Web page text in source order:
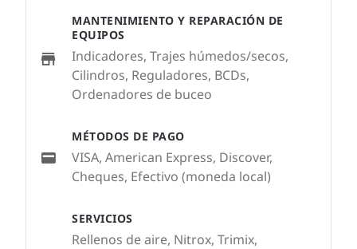
SERVICIOS
Rellenos de aire, Nitrox, Trimix,
MANTENIMIENTO Y REPARACIÓN DE
EQUIPOS
Indicadores, Trajes húmedos/secos,
Cilindros, Reguladores, BCDs,
Ordenadores de buceo
MÉTODOS DE PAGO
VISA, American Express, Discover,
Cheques, Efectivo (moneda local)